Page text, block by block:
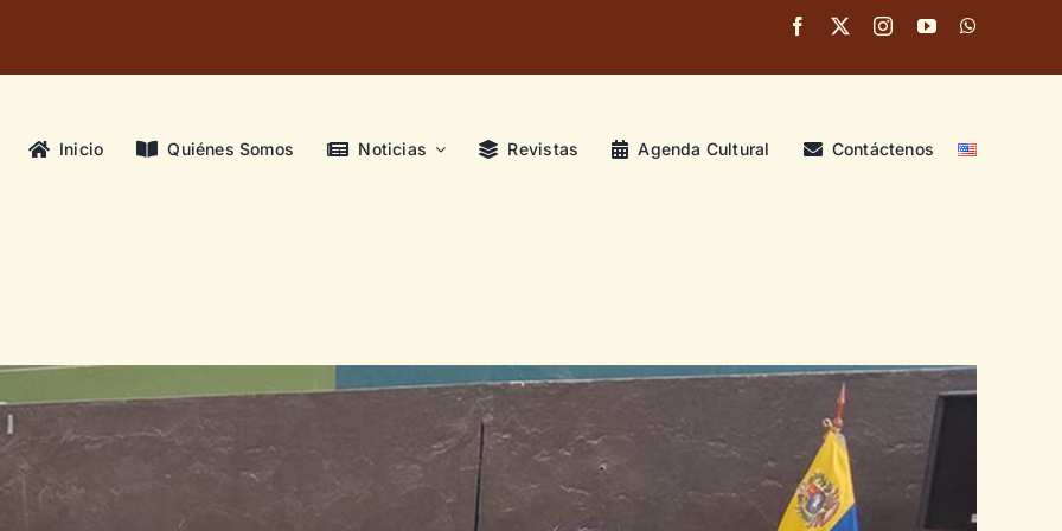
Inicio Quiénes Somos Noticias Revistas Agenda Cultural Contáctenos